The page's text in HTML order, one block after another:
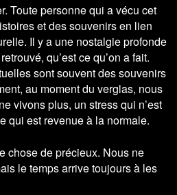
Toute personne qui a vécu cet
et des souvenirs en lien
Il y a une nostalgie profonde
qu’est ce qu’on a fait.
sont souvent des souvenirs
au moment du verglas, nous
vivons plus, un stress qui n’est
qui est revenue à la normale.
chose de précieux. Nous ne
le temps arrive toujours à les